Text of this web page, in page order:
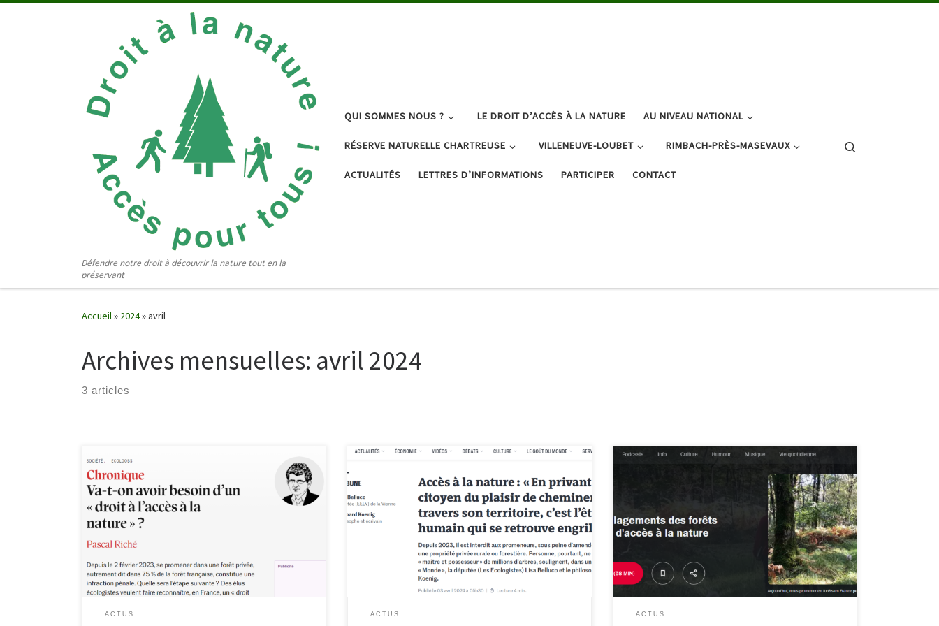
Défendre notre droit à découvrir la nature tout en la
préservant
QUI SOMMES NOUS ? LE DROIT D’ACCÈS À LA NATURE AU NIVEAU NATIONAL
RÉSERVE NATURELLE CHARTREUSE VILLENEUVE-LOUBET RIMBACH-PRÈS-MASEVAUX
ACTUALITÉS LETTRES D’INFORMATIONS PARTICIPER CONTACT
Accueil» 2024»avril
Archives mensuelles: avril 2024
3 articles
Revue de presse
https://www.nouvelobs.com/societe/20240404.OBS86
651/va-t-on-avoir-besoin-d-un-droit-a-l-acces-a-la-
nature.html https://www.la-croix.com/planete/acces-a-
la-nature-une-proposition-de-loi-pour-garantir-la-
https://www.francetvinfo.fr/economie/emploi/metiers
/restauration-hotellerie-sports-loisirs/une-proposition-
de-loi-pour-le-libre-acces-a-la-nature-le-droit-d-aller-
et-venir-est-aussi-un-droit-constitutionnel-plaide-le-
https://www.francebleu.fr/emissions/l-invite-du-6-9-
ACTUS
https://www.lemonde.fr/idees/article/2024/04/03/acc
es-a-la-nature-en-privant-le-citoyen-du-plaisir-de-
cheminer-a-travers-son-territoire-c-est-l-etre-humain-
qui-se-retrouve-engrillage_6225685_3232.html
ACTUS
Les invités :
https://www.radiofrance.fr/franceinter/podcasts/le-13-
14/le-13-14-du-jeudi-18-avril-2024-2627809
ACTUS